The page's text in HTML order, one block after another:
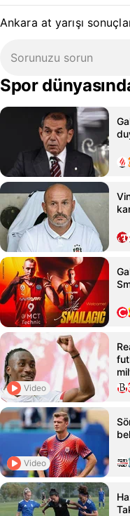
Ankara at yarışı
Spor
Video
Video